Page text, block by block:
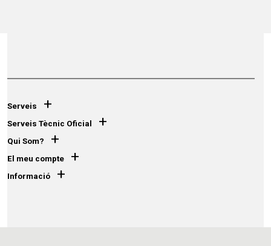
Serveis +
Serveis Tècnic Oficial +
Qui Som? +
El meu compte +
Informació +